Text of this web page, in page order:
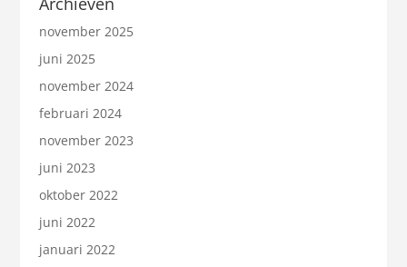
november 2025
juni 2025
november 2024
februari 2024
november 2023
juni 2023
oktober 2022
juni 2022
januari 2022